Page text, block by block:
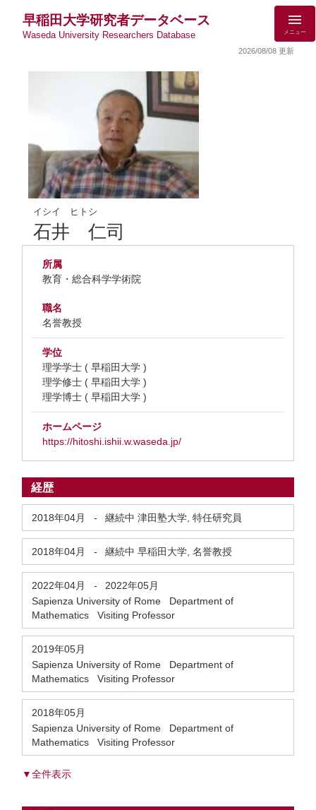
早稲田大学研究者データベース
Waseda University Researchers Database メニュー
2026/08/08 更新
イシイ ヒトシ
石井 仁司
所属
教育・総合科学学術院
職名
名誉教授
学位
理学学士 ( 早稲田大学 )
理学修士 ( 早稲田大学 )
理学博士 ( 早稲田大学 )
ホームページ
https://hitoshi.ishii.w.waseda.jp/
経歴
2018年04月 - 継続中 津田塾大学, 特任研究員
2018年04月 - 継続中 早稲田大学, 名誉教授
2022年04月 -
2022年05月
Sapienza University of Rome Department of
Mathematics Visiting Professor
2019年05月
Sapienza University of Rome Department of
Mathematics Visiting Professor
2018年05月
Sapienza University of Rome Department of
Mathematics Visiting Professor
▼全件表示